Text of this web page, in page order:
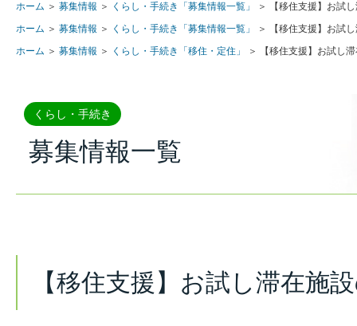
ホーム ＞ 募集情報 ＞ くらし・手続き「募集情報一覧」
＞ 【移住支援】お試
ホーム ＞ 募集情報 ＞ くらし・手続き「募集情報一覧」
＞ 【移住支援】お試
ホーム ＞ 募集情報 ＞ くらし・手続き「移住・定住」 ＞ 【移住支援】お試し
くらし・手続き
募集情報一覧
【移住支援】お試し滞在施